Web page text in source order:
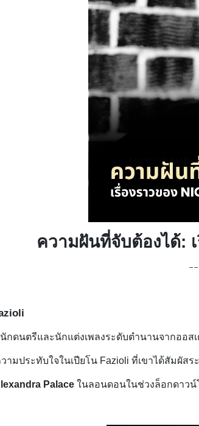
ความฝันที่จับต้องได้:
นักดนตรีและนักแต่งเพลงระดับตำนานจากออสเ
วามประทับใจในเปียโน Fazioli ที่เขาได้สัมผัสร
Palace ในลอนดอนในช่วงล็อกดาวน์